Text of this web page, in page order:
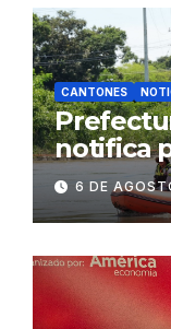
CANTONES
notifica
exige
Gonzalo
Daule
6 DE